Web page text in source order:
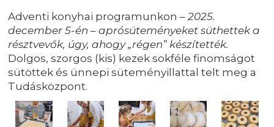
Adventi konyhai programunkon –2025.
december 5-én – aprósüteményeket süthettek a
résztvevők, úgy, ahogy „régen” készítették.
Dolgos, szorgos (kis) kezek sokféle finomságot
sütöttek és ünnepi süteményillattal telt meg a
Tudásközpont.